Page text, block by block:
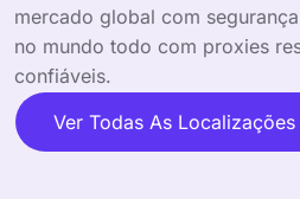
mercado global com
no mundo todo com proxies
confiáveis.
Ver Todas As Localizações